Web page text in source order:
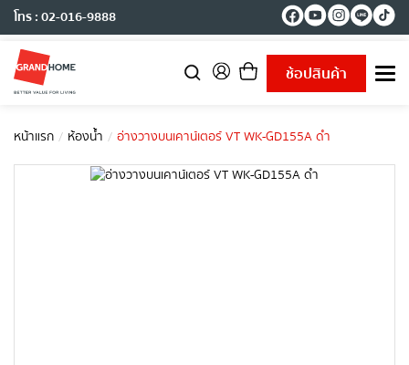
โทร : 02-016-9888
ช้อปสินค้า
T
e
หน้าแรก ห้องน้ำ อ่างวางบนเคาน์เตอร์ VT WK-GD155A ดำ